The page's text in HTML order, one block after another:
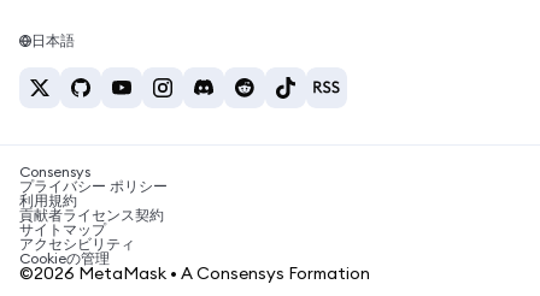
キャリア
お問い合わせ
Tetherの価格
BTC→INR
ETH→USDT
USDTの購入
SHIBの購入
BNBの購入
Solanaウォレット
税制関連ニュース
暗号資産の購入方法は？
ビットコインを売るには？
日本語
Consensys
プライバシー ポリシー
利用規約
貢献者ライセンス契約
サイトマップ
アクセシビリティ
Cookieの管理
©2026 MetaMask • A Consensys Formation